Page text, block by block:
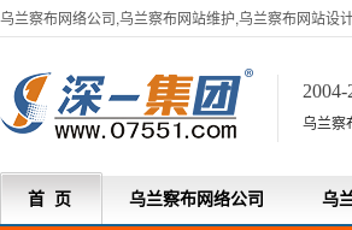
乌兰察布网络公司,乌兰察布网站维护,乌兰察布网站设
2004-
乌兰察
首 页 乌兰察布网络公司 乌